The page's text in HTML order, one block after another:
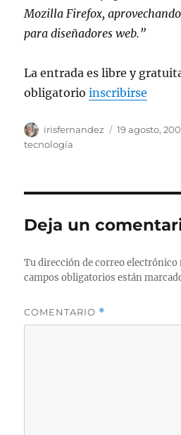
Mozilla Firefox,
para diseñadores web.”
La entrada es libre y
obligatorioinscribirse
Autor
irisfernandez
Publicado
19 agosto,
tecnología
Deja un
Tu dirección de correo electrónico
campos obligatorios están
COMENTARIO *